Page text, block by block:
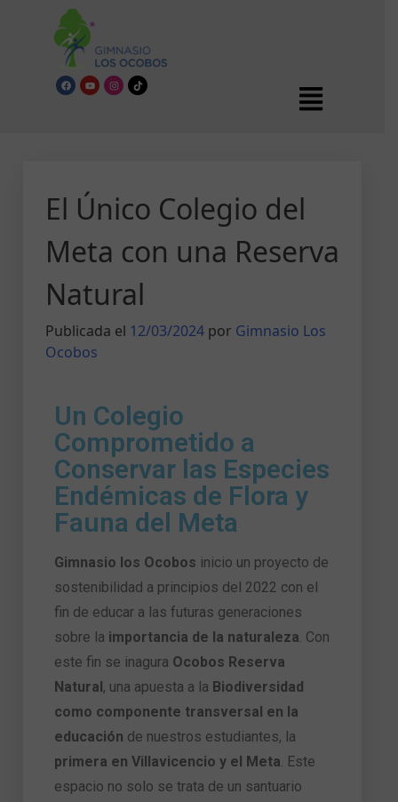
El Único Colegio del
Meta con una Reserva
Natural
Publicada el 12/03/2024 por Gimnasio Los
Ocobos
Un Colegio
Comprometido a
Conservar las Especies
Endémicas de Flora y
Fauna del Meta
Gimnasio los Ocobos inicio un proyecto de
sostenibilidad a principios del 2022 con el
fin de educar a las futuras generaciones
sobre la importancia de la naturaleza. Con
este fin se inagura Ocobos Reserva
Natural , una apuesta a la Biodiversidad
como componente transversal en la
educación de nuestros estudiantes, la
primera en Villavicencio y el Meta. Este
espacio no solo se trata de un santuario